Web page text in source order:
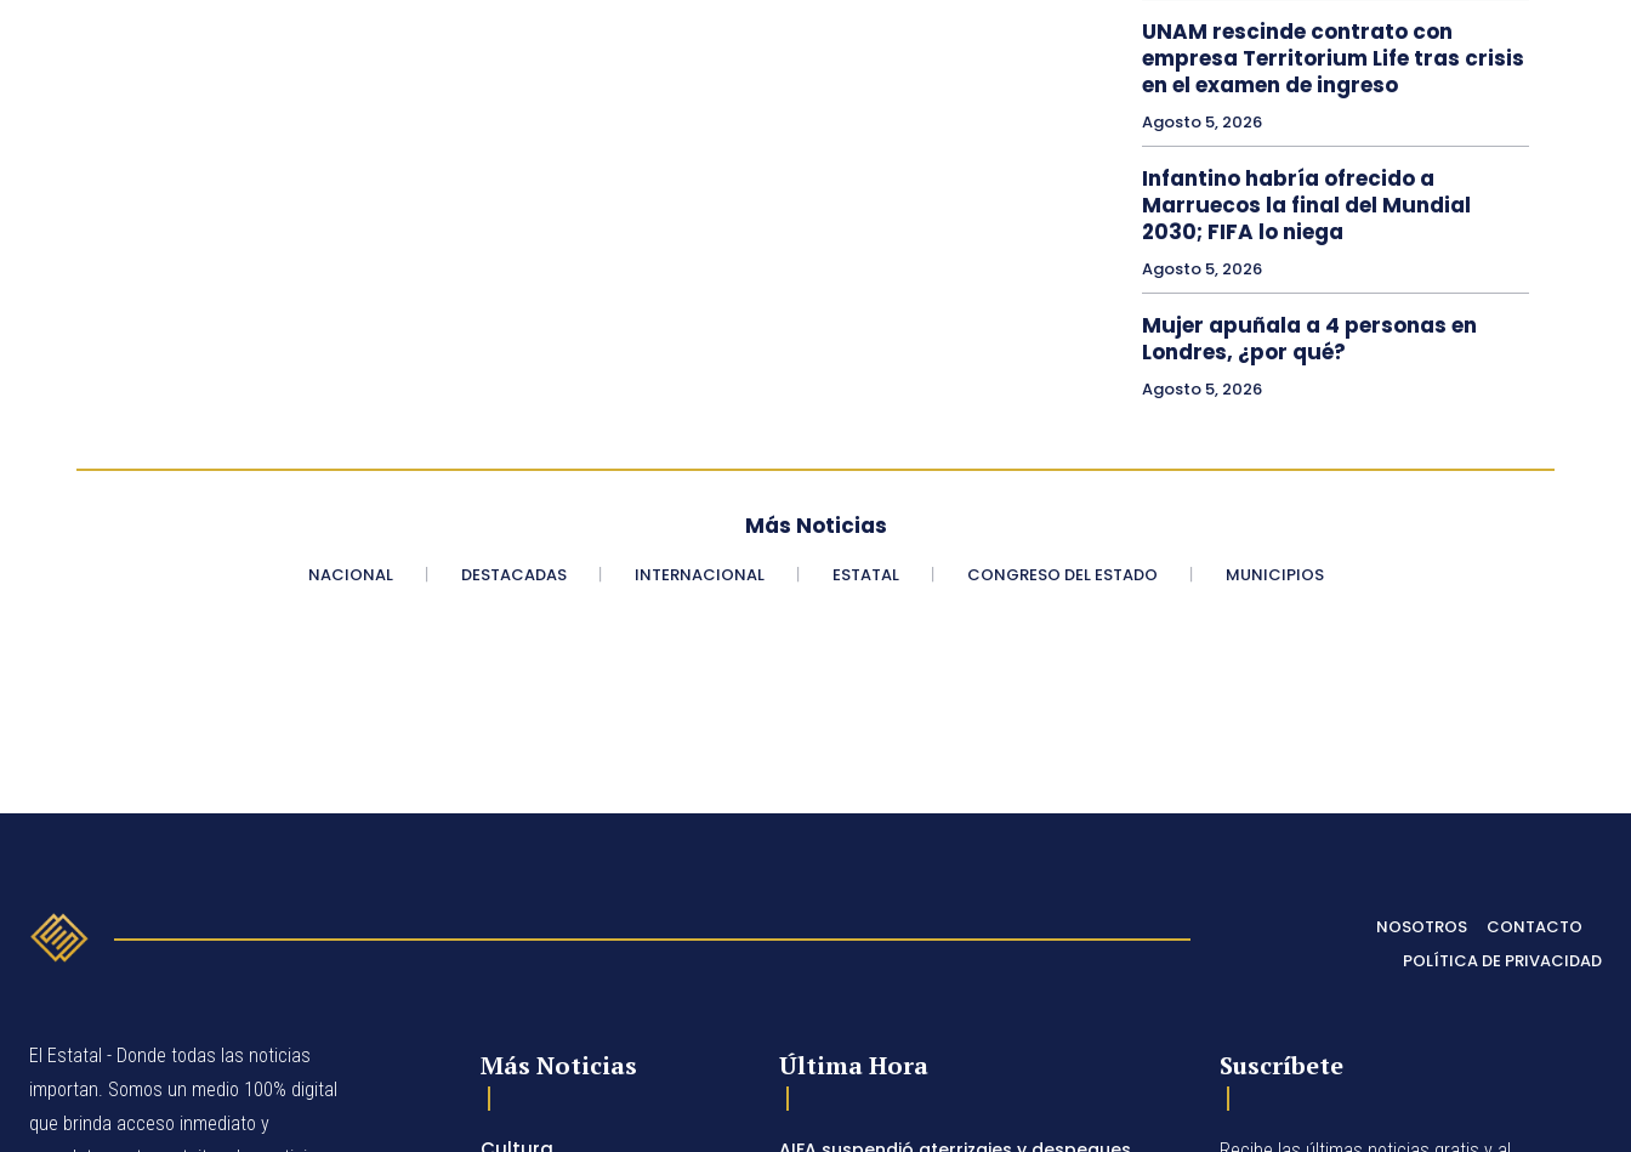
UNAM rescinde contrato con
empresa Territorium Life tras crisis
en el examen de ingreso
Agosto 5, 2026
Infantino habría ofrecido a
Marruecos la final del Mundial
2030; FIFA lo niega
Agosto 5, 2026
Mujer apuñala a 4 personas en
Londres, ¿por qué?
Agosto 5, 2026
Más Noticias
NACIONAL DESTACADAS INTERNACIONAL ESTATAL CONGRESO DEL ESTADO MUNICIPIOS
NOSOTROS
CONTACTO
POLÍTICA DE PRIVACIDAD
El Estatal - Donde todas las noticias
importan. Somos un medio 100% digital
que brinda acceso inmediato y
Más Noticias Última Hora Suscríbete